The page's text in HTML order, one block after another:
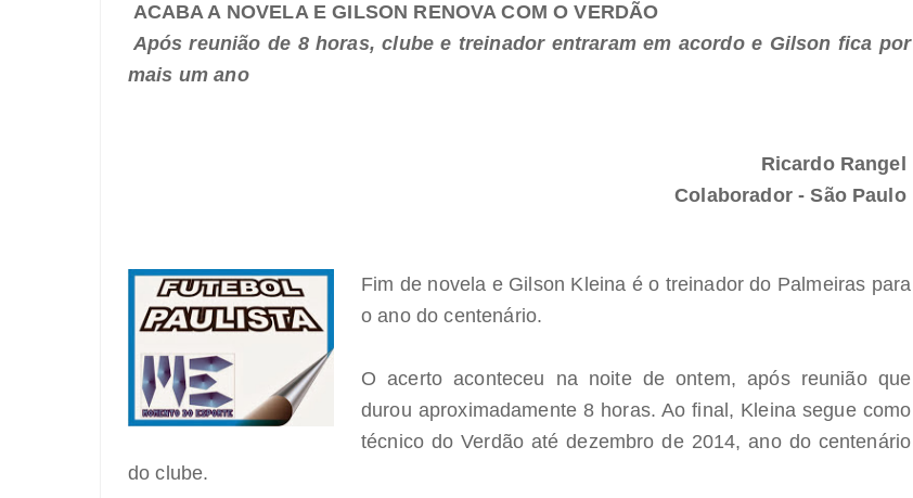
ACABA A NOVELA E GILSON RENOVA COM O VERDÃO
Após reunião de 8 horas, clube e treinador entraram em acordo e Gilson fica por
mais um ano
Ricardo Rangel
Colaborador - São Paulo
Fim de novela e Gilson Kleina é o treinador do Palmeiras para
o ano do centenário.
O acerto aconteceu na noite de ontem, após reunião que
durou aproximadamente 8 horas. Ao final, Kleina segue como
técnico do Verdão até dezembro de 2014, ano do centenário
do clube.